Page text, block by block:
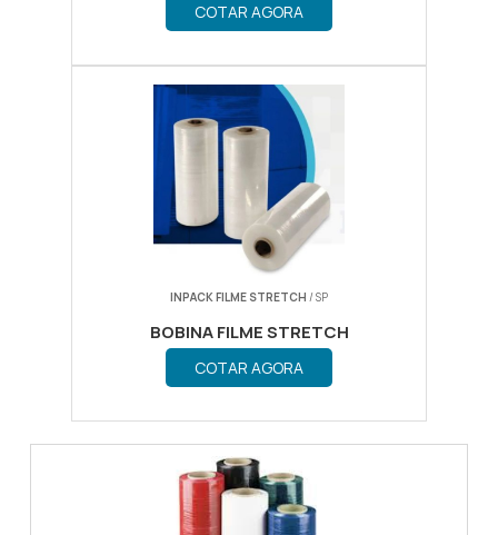
COTAR AGORA
INPACK FILME STRETCH / SP
BOBINA FILME STRETCH
COTAR AGORA